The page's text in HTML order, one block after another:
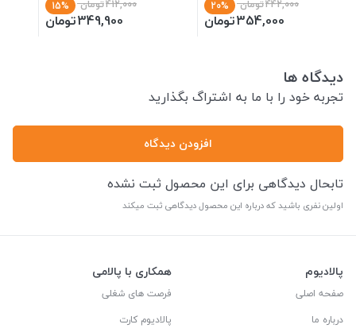
442,000تومان 20%
354,000تومان
412,000تومان 15%
349,900تومان
دیدگاه ها
تجربه خود را با ما به اشتراگ بگذارید
افزودن دیدگاه
تابحال دیدگاهی برای این محصول ثبت نشده
اولین نفری باشید که درباره این محصول دیدگاهی ثبت میکند
پالادیوم
صفحه اصلی
درباره ما
همکاری با پالامی
فرصت های شغلی
پالادیوم کارت